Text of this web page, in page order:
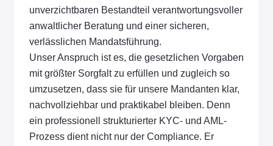
unverzichtbaren Bestandteil verantwortungsvoller
anwaltlicher Beratung und einer sicheren,
verlässlichen Mandatsführung.
Unser Anspruch ist es, die gesetzlichen Vorgaben
mit größter Sorgfalt zu erfüllen und zugleich so
umzusetzen, dass sie für unsere Mandanten klar,
nachvollziehbar und praktikabel bleiben. Denn
ein professionell strukturierter KYC- und AML-
Prozess dient nicht nur der Compliance. Er